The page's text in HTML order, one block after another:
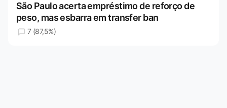
São Paulo acerta empréstimo de reforço de
peso, mas esbarra em transfer ban
7 (87,5%)